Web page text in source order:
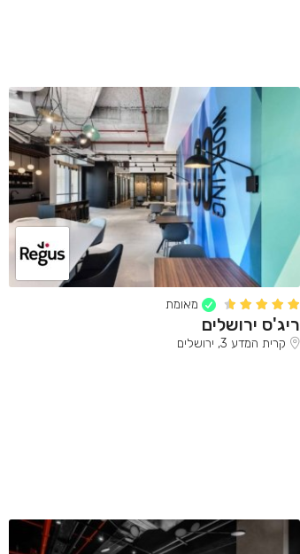
מאומת
ריג'ס ירושלים
קרית המדע 3, ירושלים